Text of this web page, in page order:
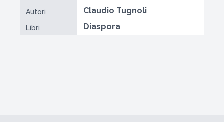
Autori Claudio Tugnoli
Libri Diaspora